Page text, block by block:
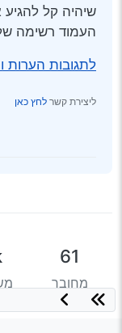
שיהיה קל
העמוד רשימה
לתגובות הערות
ליצירת קשר לחץ כאן
61
מחובר